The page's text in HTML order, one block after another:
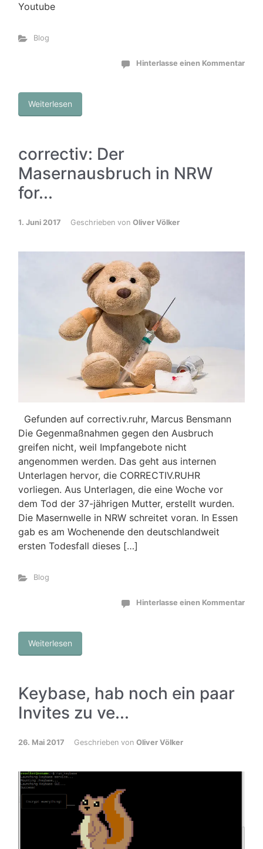
Youtube
Blog
Hinterlasse einen Kommentar
Weiterlesen
correctiv: Der
Masernausbruch in NRW
for...
1. Juni 2017 Geschrieben von Oliver Völker
Gefunden auf correctiv.ruhr, Marcus Bensmann
Die Gegenmaßnahmen gegen den Ausbruch
greifen nicht, weil Impfangebote nicht
angenommen werden. Das geht aus internen
Unterlagen hervor, die CORRECTIV.RUHR
vorliegen. Aus Unterlagen, die eine Woche vor
dem Tod der 37-jährigen Mutter, erstellt wurden.
Die Masernwelle in NRW schreitet voran. In Essen
gab es am Wochenende den deutschlandweit
ersten Todesfall dieses […]
Blog
Hinterlasse einen Kommentar
Weiterlesen
Keybase, hab noch ein paar
Invites zu ve...
26. Mai 2017 Geschrieben von Oliver Völker